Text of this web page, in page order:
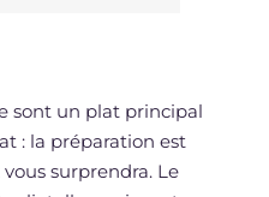
sont un plat principal
: la préparation est
surprendra. Le